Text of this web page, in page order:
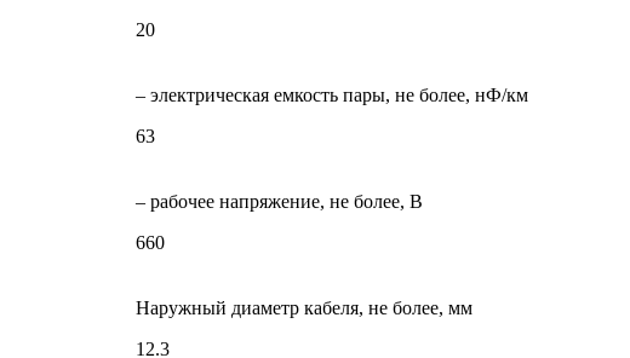
20
– электрическая емкость пары, не более, нФ/км
63
– рабочее напряжение, не более, В
660
Наружный диаметр кабеля, не более, мм
12.3